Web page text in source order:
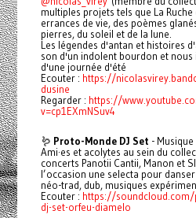
multiples projets tels que La
errances de vie, des poèmes
pierres, du soleil et de la lune.
Les légendes d'antan et histoires
son d'un indolent bourdon et nous
d'une journée d'été
Ecouter : https://
dusine
Regarder : https://
v=cp1EXmNSuv4
🪱 Proto-Monde DJ Set -
Ami·es et acolytes au sein du
concerts Panotii Cantii, Manon et
l’occasion une selecta pour
néo-trad, dub, musiques
Ecouter : https://
dj-set-orfeu-diamelo